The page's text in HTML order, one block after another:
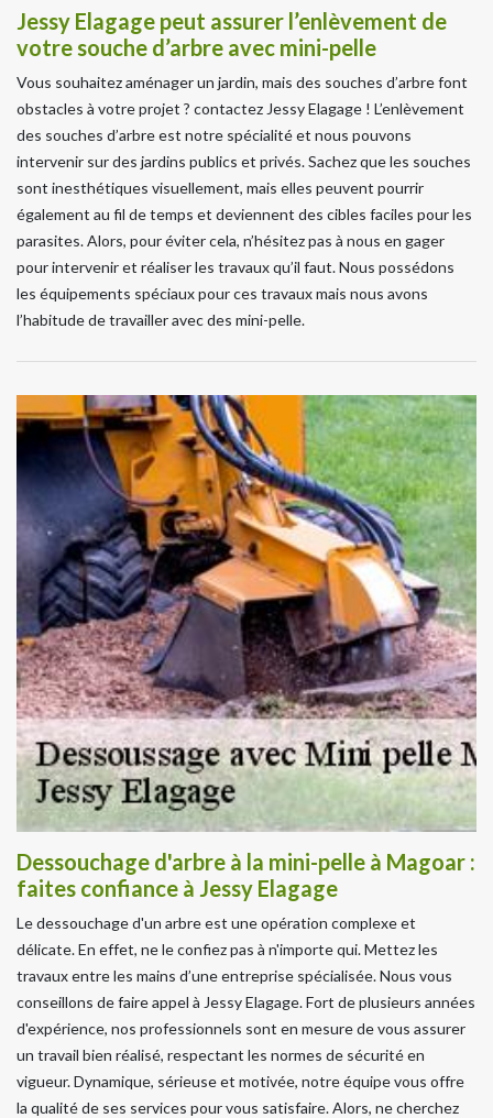
Jessy Elagage peut assurer l’enlèvement de
votre souche d’arbre avec mini-pelle
Vous souhaitez aménager un jardin, mais des souches d’arbre font
obstacles à votre projet ? contactez Jessy Elagage ! L’enlèvement
des souches d’arbre est notre spécialité et nous pouvons
intervenir sur des jardins publics et privés. Sachez que les souches
sont inesthétiques visuellement, mais elles peuvent pourrir
également au fil de temps et deviennent des cibles faciles pour les
parasites. Alors, pour éviter cela, n’hésitez pas à nous en gager
pour intervenir et réaliser les travaux qu’il faut. Nous possédons
les équipements spéciaux pour ces travaux mais nous avons
l’habitude de travailler avec des mini-pelle.
Dessouchage d'arbre à la mini-pelle à Magoar :
faites confiance à Jessy Elagage
Le dessouchage d'un arbre est une opération complexe et
délicate. En effet, ne le confiez pas à n'importe qui. Mettez les
travaux entre les mains d’une entreprise spécialisée. Nous vous
conseillons de faire appel à Jessy Elagage. Fort de plusieurs années
d'expérience, nos professionnels sont en mesure de vous assurer
un travail bien réalisé, respectant les normes de sécurité en
vigueur. Dynamique, sérieuse et motivée, notre équipe vous offre
la qualité de ses services pour vous satisfaire. Alors, ne cherchez